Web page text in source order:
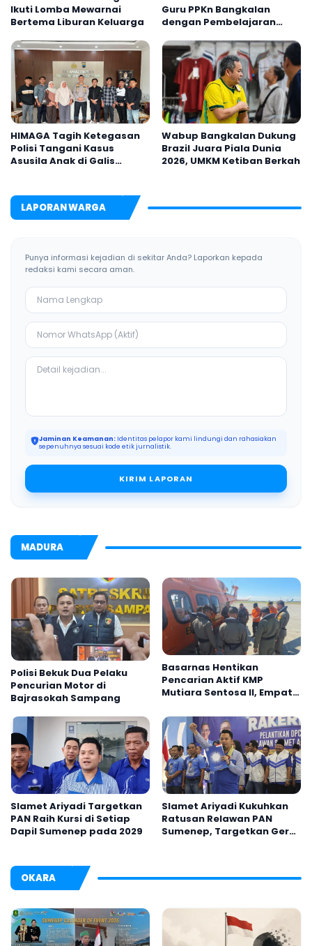
Ikuti Lomba Mewarnai
Bertema Liburan Keluarga
Guru PPKn Bangkalan
dengan Pembelajaran
HIMAGA Tagih Ketegasan
Polisi Tangani Kasus
Asusila Anak di Galis
Wabup Bangkalan Dukung
Brazil Juara Piala Dunia
2026, UMKM Ketiban Berkah
LAPORAN WARGA
Punya informasi kejadian di sekitar Anda? Laporkan kepada
redaksi kami secara aman.
Jaminan Keamanan: Identitas pelapor kami lindungi dan rahasiakan
sepenuhnya sesuai kode etik jurnalistik.
KIRIM LAPORAN
MADURA
Polisi Bekuk Dua Pelaku
Pencurian Motor di
Bajrasokah Sampang
Basarnas Hentikan
Pencarian Aktif KMP
Mutiara Sentosa II, Empat
Slamet Ariyadi Targetkan
PAN Raih Kursi di Setiap
Dapil Sumenep pada 2029
Slamet Ariyadi Kukuhkan
Ratusan Relawan PAN
Sumenep, Targetkan Gerak
OKARA